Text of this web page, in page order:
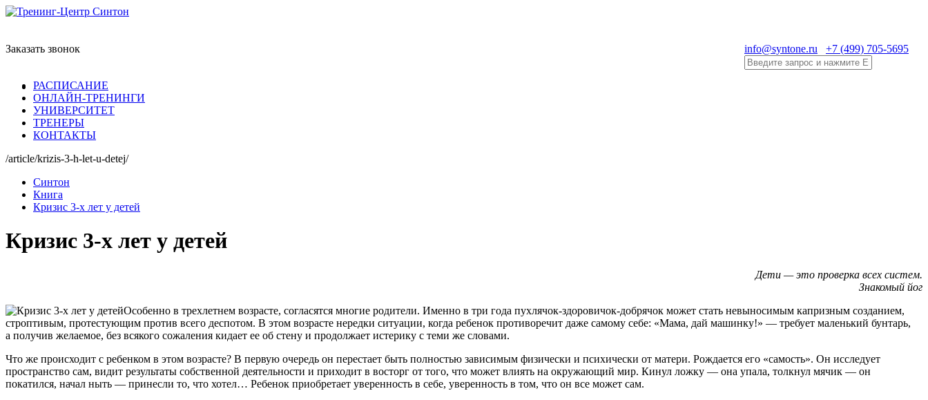
info@syntone.ru +7 (499) 705-5695
Заказать звонок
РАСПИСАНИЕ
ОНЛАЙН-ТРЕНИНГИ
УНИВЕРСИТЕТ
ТРЕНЕРЫ
КОНТАКТЫ
/article/krizis-3-h-let-u-detej/
Синтон
Книга
Кризис 3-х лет у детей
Кризис 3-х лет у детей
Дети — это проверка всех систем.
Знакомый йог
Особенно в трехлетнем возрасте, согласятся многие родители. Именно в три года пухлячок-здоровичок-добрячок может стать невыносимым капризным созданием,
строптивым, протестующим против всего деспотом. В этом возрасте нередки ситуации, когда ребенок противоречит даже самому себе: «Мама, дай машинку!» — требует маленький бунтарь,
а получив желаемое, без всякого сожаления кидает ее об стену и продолжает истерику с теми же словами.
Что же происходит с ребенком в этом возрасте? В первую очередь он перестает быть полностью зависимым физически и психически от матери. Рождается его «самость». Он исследует
пространство сам, видит результаты собственной деятельности и приходит в восторг от того, что может влиять на окружающий мир. Кинул ложку — она упала, толкнул мячик — он
покатился, начал ныть — принесли то, что хотел… Ребенок приобретает уверенность в себе, уверенность в том, что он все может сам.